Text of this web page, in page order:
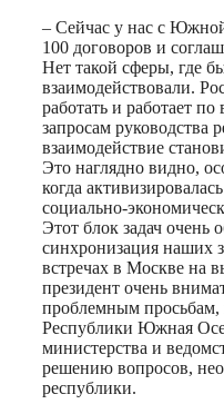
– Сейчас у нас с
100 договоров и
Нет такой сферы, где
взаимодействовали.
работать и работает
запросам руководства
взаимодействие
Это наглядно видно,
когда
социально-
Этот блок задач
синхронизация наших
встречах в Москве на
президент очень
проблемным просьбам,
Республики Южная
министерства и
решению вопросов,
республики.